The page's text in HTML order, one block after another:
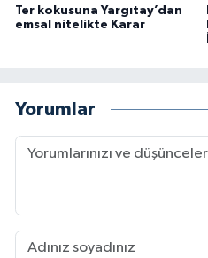
Ter kokusuna Yargıtay’dan
emsal nitelikte Karar
Yorumlar